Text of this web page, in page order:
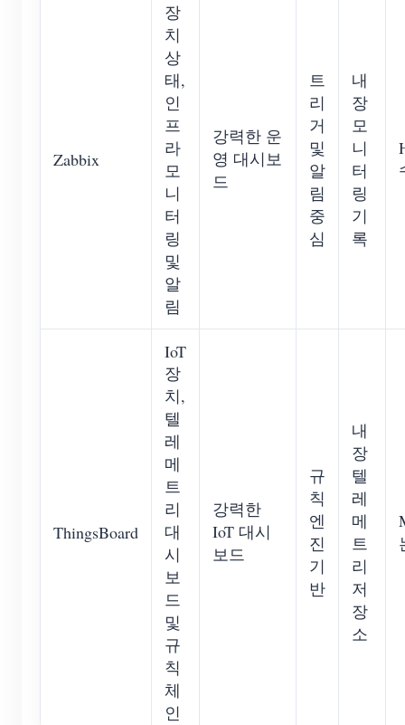
Zabbix
장
치
상
태,
인
프
라
모
니
터
링
및
알
림
강력한 운
영 대시보
드
트
리
거
및
알
림
중
심
내
장
모
니
터
링
기
록
ThingsBoard
IoT
장
치,
텔
레
메
트
리
대
시
보
드
및
규
칙
체
인
강력한
IoT 대시
보드
규
칙
엔
진
기
반
내
장
텔
레
메
트
리
저
장
소